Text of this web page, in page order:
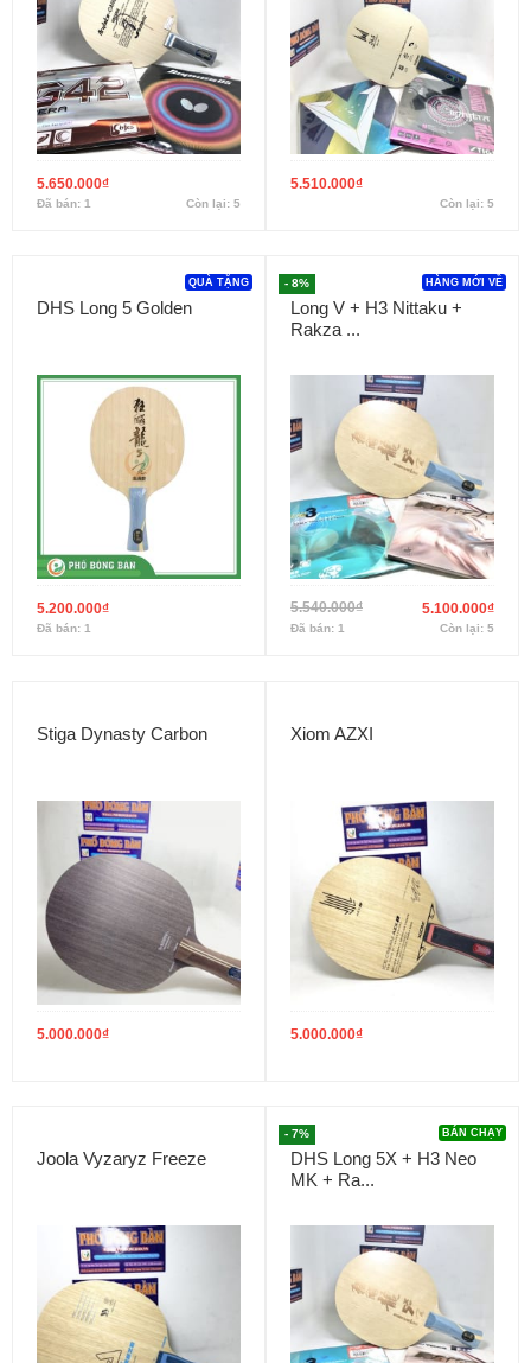
5.650.000₫
Còn lại: 5
Đã bán: 1
5.510.000₫
Còn lại: 5
DHS Long 5 Golden
5.200.000₫
QUÀ TẶNG
Đã bán: 1
Long V + H3 Nittaku +
Rakza ...
5.540.000₫ 5.100.000₫
- 8% HÀNG MỚI VỀ
Còn lại: 5
Đã bán: 1
Stiga Dynasty Carbon
5.000.000₫
Xiom AZXI
5.000.000₫
Joola Vyzaryz Freeze
DHS Long 5X + H3 Neo
MK + Ra...
- 7% BÁN CHẠY